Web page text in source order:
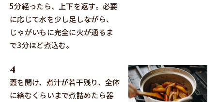
5分経ったら、上下を返す。必要
に応じて水を少し足しながら、
じゃがいもに完全に火が通るま
で3分ほど煮込む。
蓋を開け、煮汁が若干残り、全体
に絡むくらいまで煮詰めたら器